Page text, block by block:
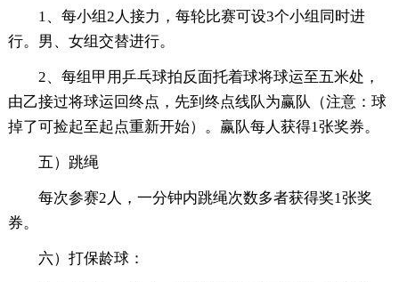
1、每小组2人接力，每轮比赛可设3个小组同时进
行。男、女组交替进行。
2、每组甲用乒乓球拍反面托着球将球运至五米处，
由乙接过将球运回终点，先到终点线队为赢队（注意：球
掉了可捡起至起点重新开始）。赢队每人获得1张奖券。
五）跳绳
每次参赛2人，一分钟内跳绳次数多者获得奖1张奖
券。
六）打保龄球：